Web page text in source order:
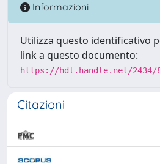
Informazioni
Utilizza questo identificativo
link a questo documento:
https://hdl.handle.net/2434/
Citazioni